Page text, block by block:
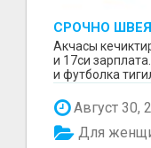
СРОЧНО
Акчасы
и 17си
и футболка
Август 30,
Для